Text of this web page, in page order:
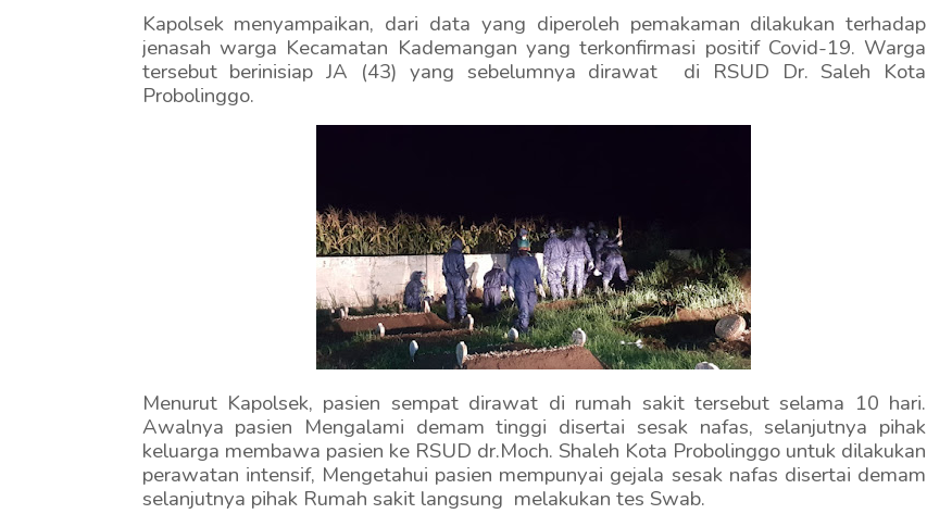
Kapolsek menyampaikan, dari data yang diperoleh pemakaman dilakukan terhadap
jenasah warga Kecamatan Kademangan yang terkonfirmasi positif Covid-19. Warga
tersebut berinisiap JA (43) yang sebelumnya dirawat di RSUD Dr. Saleh Kota
Probolinggo.
Menurut Kapolsek, pasien sempat dirawat di rumah sakit tersebut selama 10 hari.
Awalnya pasien Mengalami demam tinggi disertai sesak nafas, selanjutnya pihak
keluarga membawa pasien ke RSUD dr.Moch. Shaleh Kota Probolinggo untuk dilakukan
perawatan intensif, Mengetahui pasien mempunyai gejala sesak nafas disertai demam
selanjutnya pihak Rumah sakit langsung melakukan tes Swab.